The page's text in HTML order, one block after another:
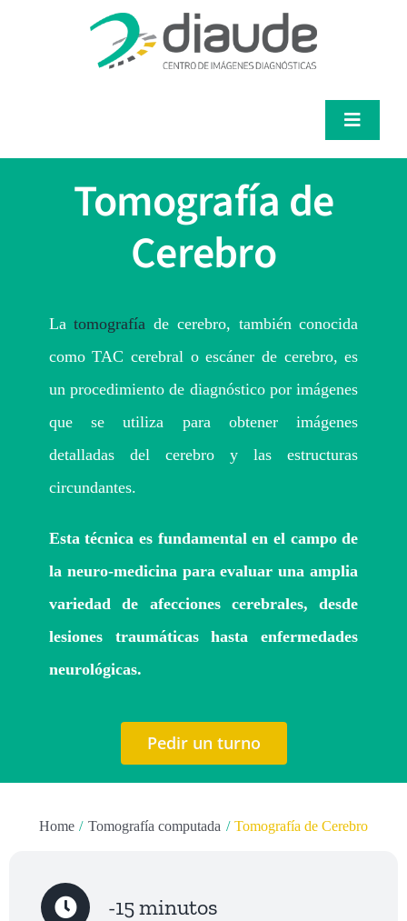
Toggle
Diaude
Tomografía de
Cerebro
Latomografía de cerebro, también conocida
como TAC cerebral o escáner de cerebro, es
un procedimiento de diagnóstico por imágenes
que se utiliza para obtener imágenes
detalladas del cerebro y las estructuras
circundantes.
Esta técnica es fundamental en el campo de
la neuro-medicina para evaluar una amplia
variedad de afecciones cerebrales, desde
lesiones traumáticas hasta enfermedades
neurológicas.
Pedir un turno
Home Tomografía computada Tomografía de Cerebro
-15 minutos